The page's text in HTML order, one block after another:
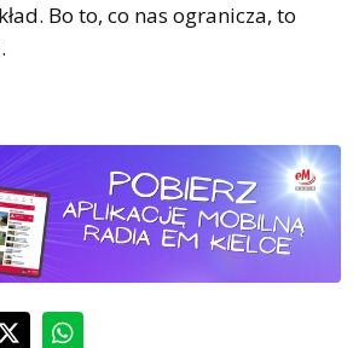
Bo to, co nas ogranicza, to